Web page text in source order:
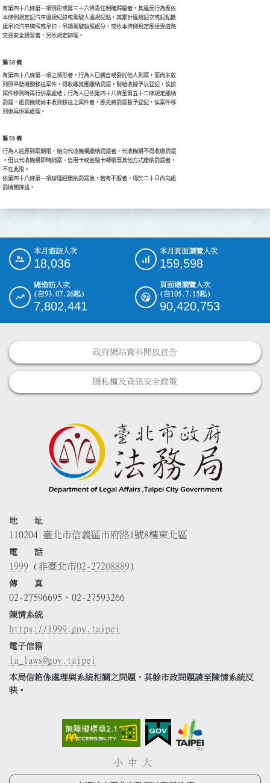
有第四十八條第一項情形或第三十六條責任明確歸屬者，其違反行為應依
本條例規定記汽車違規紀錄或駕駛人違規記點，其累計違規記次或記點數
達吊扣汽車牌照或吊扣、吊銷駕駛執照處分，或依本條例規定應接受道路
交通安全講習者，另依規定辦理。
第 58 條
有第四十八條第一項之情形者，行為人已親自或委託他人到案，而尚未收
到原舉發機關移送案件，得收繳其應繳納罰鍰，製給收據予以登記，俟該
案件移到時再行併案處結；行為人已依第四十八條至第五十二條規定繳納
罰鍰，處罰機關尚未收到移送之案件者，應先將罰鍰暫予登記，俟案件移
到後再併案處理。
第 59 條
行為人逾應到案期限，始向代收機構繳納罰鍰者，代收機構不得收繳罰鍰
。但以代收機構即時銷案、信用卡或金融卡轉帳等其他方式繳納罰鍰者，
不在此限。
依第四十八條第一項辦理經繳納罰鍰後，若有不服者，得於二十日內向處
罰機關陳述。
::: 本月造訪人次
18,036
本月頁面瀏覽人次
159,598
總造訪人次
(自93.07.26起)
7,802,441
頁面總瀏覽人次
(自105.7.15起)
90,420,753
政府網站資料開放宣告
隱私權及資訊安全政策
地 址
110204 臺北市信義區市府路1號8樓東北區
電 話
1999 (非臺北市02-27208889)
傳 真
02-27596695、02-27593266
陳情系統
https://1999.gov.taipei
電子信箱
la_laws@gov.taipei
本局信箱係處理與系統相關之問題，其餘市政問題請至陳情系統反
映。
小 中 大